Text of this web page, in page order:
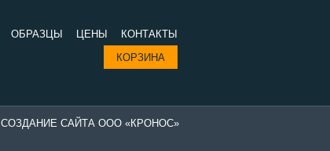
ОБРАЗЦЫ ЦЕНЫ
КОНТАКТЫ
КОРЗИНА
СОЗДАНИЕ САЙТА ООО «КРОНОС»
Изготовление печатей в компании "Все печати и штампы" -